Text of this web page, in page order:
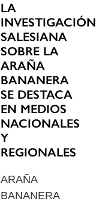
LA
INVESTIGACIÓN
SALESIANA
SOBRE LA
ARAÑA
BANANERA
SE DESTACA
EN MEDIOS
NACIONALES
Y
REGIONALES
ARAÑA
BANANERA